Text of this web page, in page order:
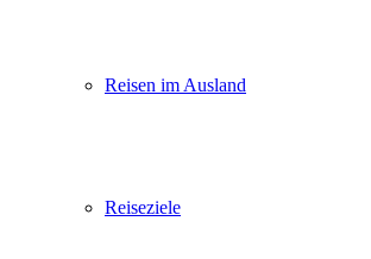
Reisen im Ausland
Reiseziele